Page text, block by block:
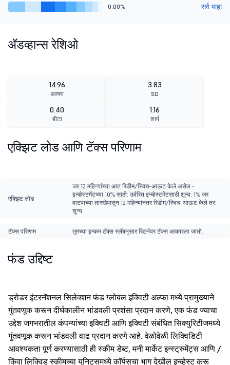
0.00% सर्व पाहा
ॲडव्हान्स रेशिओ
14.96
अल्फा
3.83
SD
0.40
बीटा
1.16
शार्प
एक्झिट लोड आणि टॅक्स परिणाम
एक्झिट लोड
जर 12 महिन्यांच्या आत रिडीम/स्विच-आऊट केले असेल -
इन्व्हेस्टमेंटच्या 10% साठी: उर्वरित इन्व्हेस्टमेंटसाठी शून्य: 1% जर
वाटपाच्या तारखेपासून 12 महिन्यांनंतर रिडीम/स्विच-आऊट केले तर:
शून्य
टॅक्स परिणाम तुमच्या इन्कम टॅक्स स्लॅबनुसार रिटर्नवर टॅक्स आकारला जातो.
फंड उद्दिष्ट
ड्रोडर इंटरनॅशनल सिलेक्शन फंड ग्लोबल इक्विटी अल्फा मध्ये प्रामुख्याने
गुंतवणूक करून दीर्घकालीन भांडवली प्रशंसा प्रदान करणे, एक फंड ज्याचा
उद्देश जगभरातील कंपन्यांच्या इक्विटी आणि इक्विटी संबंधित सिक्युरिटीजमध्ये
गुंतवणूक करून भांडवली वाढ प्रदान करणे आहे. वेळोवेळी लिक्विडिटी
आवश्यकता पूर्ण करण्यासाठी ही स्कीम डेब्ट, मनी मार्केट इन्स्ट्रुमेंट्स आणि /
किंवा लिक्विड स्कीमच्या युनिट्समध्ये कॉर्पसचा भाग देखील इन्व्हेस्ट करू